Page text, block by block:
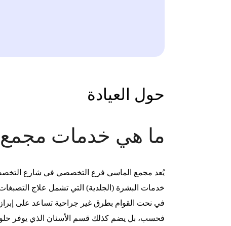
حول العيادة
ما هي خدمات
يُعد مجمع الماسي فرع التخصصي في شارع
خدمات البشرة (الجلدية) التي تشمل علاج
في نحت القوام بطرق غير جراحية تساعد على
فحسب، بل يضم كذلك قسم الأسنان الذي يوفر